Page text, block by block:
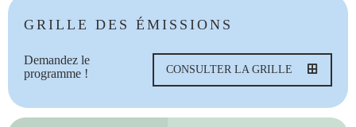
GRILLE DES ÉMISSIONS
Demandez le
programme !
CONSULTER LA GRILLE